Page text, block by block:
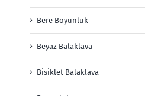
Bere Boyunluk
Beyaz Balaklava
Bisiklet Balaklava